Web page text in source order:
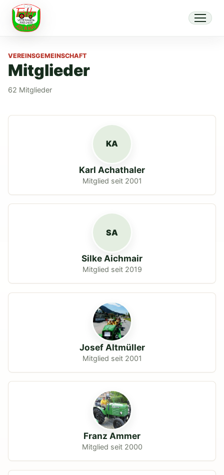
VEREINSGEMEINSCHAFT
Mitglieder
62 Mitglieder
KA
Karl Achathaler
Mitglied seit 2001
SA
Silke Aichmair
Mitglied seit 2019
Josef Altmüller
Mitglied seit 2001
Franz Ammer
Mitglied seit 2000